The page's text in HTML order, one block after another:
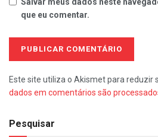
que eu comentar.
Este site utiliza o Akismet para reduzir
dados em comentários são
Pesquisar